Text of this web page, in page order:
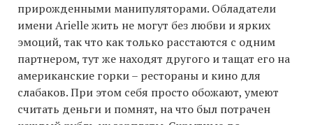
прирожденными манипуляторами. Обладатели
имени Arielle жить не могут без любви и ярких
эмоций, так что как только расстаются с одним
партнером, тут же находят другого и тащат его на
американские горки – рестораны и кино для
слабаков. При этом себя просто обожают, умеют
считать деньги и помнят, на что был потрачен